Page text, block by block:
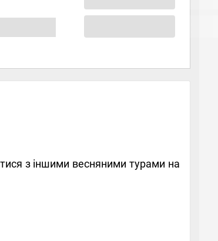
з іншими весняними турами на